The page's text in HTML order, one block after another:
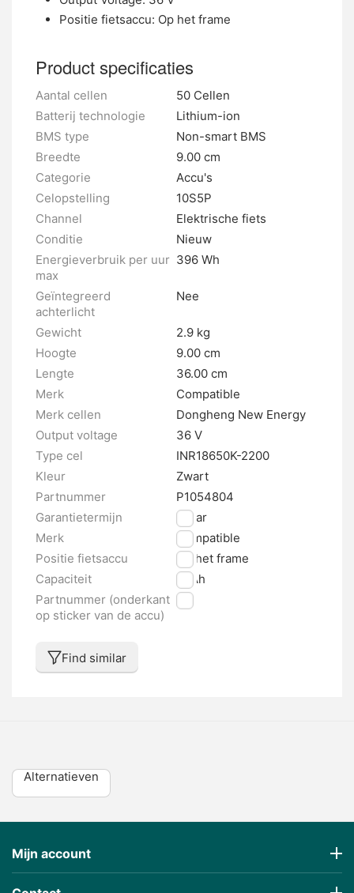
Positie fietsaccu: Op het frame
Product specificaties
Aantal cellen
50 Cellen
Batterij technologie
Lithium-ion
BMS type
Non-smart BMS
Breedte
9.00 cm
Categorie
Accu's
Celopstelling
10S5P
Channel
Elektrische fiets
Conditie
Nieuw
Energieverbruik per uur
max
396 Wh
Geïntegreerd
achterlicht
Nee
Gewicht
2.9 kg
Hoogte
9.00 cm
Lengte
36.00 cm
Merk
Compatible
Merk cellen
Dongheng New Energy
Output voltage
36 V
Type cel
INR18650K-2200
Kleur
Zwart
Partnummer
P1054804
Garantietermijn
2 jaar
Merk
Compatible
Positie fietsaccu
Op het frame
Capaciteit
11 Ah
Partnummer (onderkant
op sticker van de accu)
nvt
Find similar
Alternatieven
Mijn account